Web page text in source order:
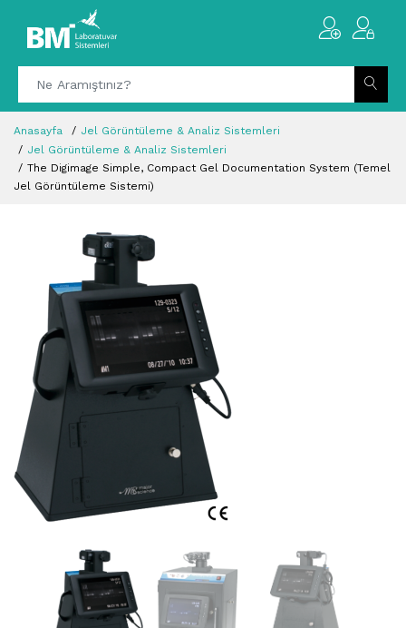
Anasayfa
Jel Görüntüleme & Analiz Sistemleri
Jel Görüntüleme & Analiz Sistemleri
The Digimage Simple, Compact Gel Documentation System (Temel
Jel Görüntüleme Sistemi)